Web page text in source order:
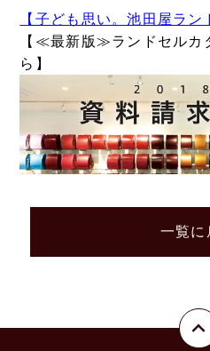
【子ども思い。池田屋ラン
【≪最新版≫ランドセルカ
ら】
一覧に